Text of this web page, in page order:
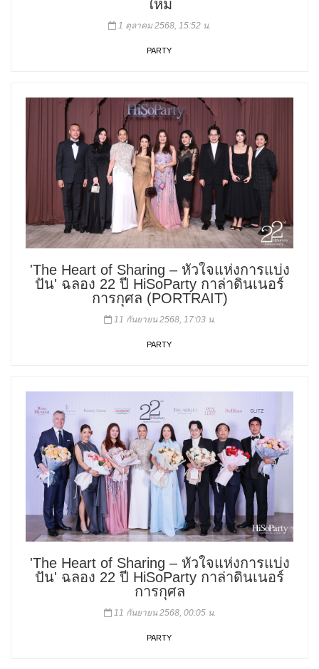
ใหม่
1 ตุลาคม 2568, 15:52 น.
PARTY
'The Heart of Sharing – หัวใจแห่งการแบ่ง
ปัน' ฉลอง 22 ปี HiSoParty กาล่าดินเนอร์
การกุศล (PORTRAIT)
11 กันยายน 2568, 17:03 น.
PARTY
'The Heart of Sharing – หัวใจแห่งการแบ่ง
ปัน' ฉลอง 22 ปี HiSoParty กาล่าดินเนอร์
การกุศล
11 กันยายน 2568, 00:05 น.
PARTY